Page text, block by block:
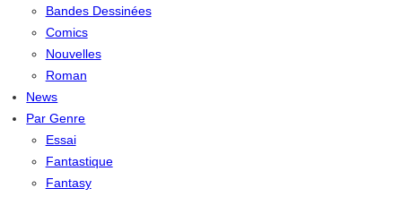
Bandes Dessinées
Comics
Nouvelles
Roman
News
Par Genre
Essai
Fantastique
Fantasy